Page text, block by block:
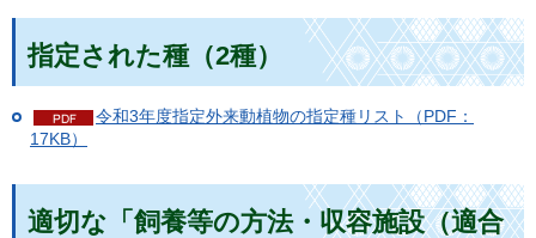
指定された種（2種）
令和3年度指定外来動植物の指定種リスト（PDF：
17KB）
適切な「飼養等の方法・収容施設（適合